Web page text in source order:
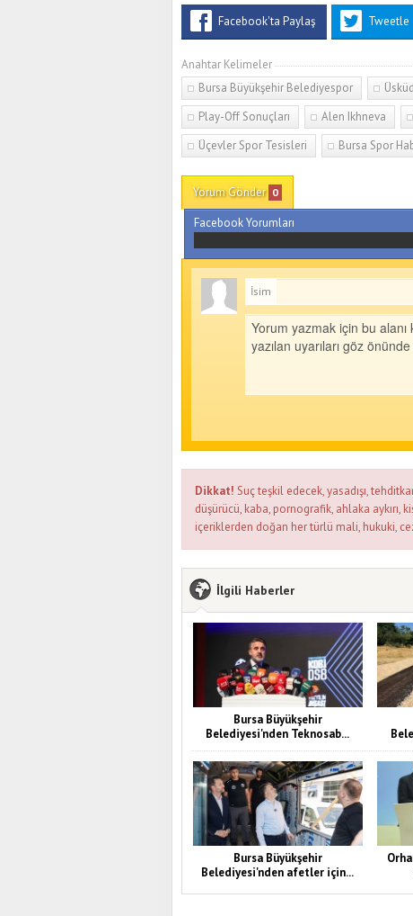
Facebook'ta Paylaş Tweetle
Anahtar Kelimeler
Bursa Büyükşehir Belediyespor
Play-Off Sonuçları
Alen Ikhneva
Üçevler Spor Tesisleri
Bursa Spor
Yorum Gönder 0
Facebook Yorumları
İsim
Dikkat! Suç teşkil edecek, yasadışı,
düşürücü, kaba, pornografik, ahlaka
içeriklerden doğan her türlü mali, hukuki,
İlgili Haberler
Bursa Büyükşehir
Belediyesi'nden Teknosab...
Bursa Büyükşehir
Belediyesi'nden afetler için...